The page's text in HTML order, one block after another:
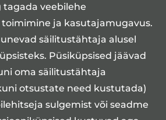
veebilehe
ja kasutajamugavus.
säilitustähtaja alusel
Püsiküpsised jäävad
oma säilitustähtaja
otsustate need kustutada)
sulgemist või seadme
täname südamest kõiki oma
ja meeskonda!
alguse sai, saab lugeda ajalehe
artiklist "Meeste tervise
" (13.05.2011, autor Aime Jõgi).